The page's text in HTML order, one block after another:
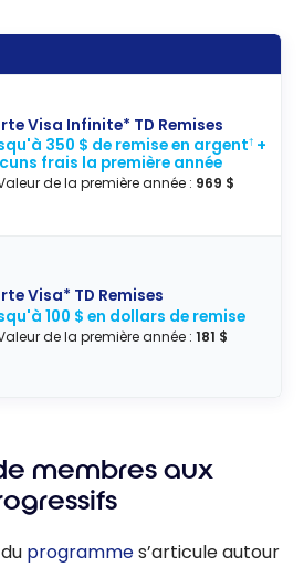
Visa Infinite* TD Remises
350 $ de remise en argent† +
frais la première année
de la première année : 969 $
Visa* TD Remises
100 $ en dollars de remise
de la première année : 181 $
membres aux
programmes’articule autour